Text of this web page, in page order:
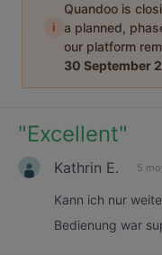
i
Quandoo is
a planned,
our platform
30 September
"Excellent"
Kathrin E. 5
Kann ich nur
Bedienung war